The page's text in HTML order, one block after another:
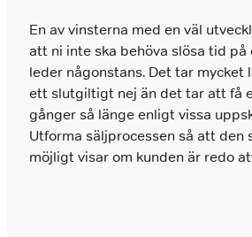
En av vinsterna med en väl
att ni inte ska behöva slösa tid
leder någonstans. Det tar mycket
ett slutgiltigt nej än det tar att få
gånger så länge enligt vissa
Utforma säljprocessen så att den
möjligt visar om kunden är redo